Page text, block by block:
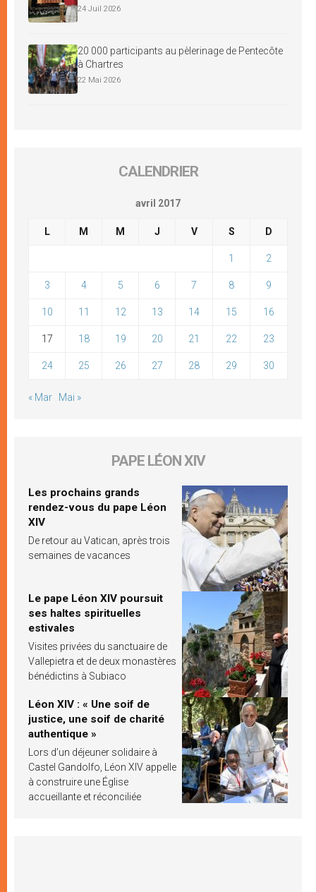
24 Juil 2026
20 000 participants au pèlerinage de Pentecôte
à Chartres
22 Mai 2026
CALENDRIER
avril 2017
L M M J V S D
1 2
3 4 5 6 7 8 9
10 11 12 13 14 15 16
17 18 19 20 21 22 23
24 25 26 27 28 29 30
« Mar Mai »
PAPE LÉON XIV
Les prochains grands
rendez-vous du pape Léon
XIV
De retour au Vatican, après trois
semaines de vacances
Le pape Léon XIV poursuit
ses haltes spirituelles
estivales
Visites privées du sanctuaire de
Vallepietra et de deux monastères
bénédictins à Subiaco
Léon XIV : « Une soif de
justice, une soif de charité
authentique »
Lors d’un déjeuner solidaire à
Castel Gandolfo, Léon XIV appelle
à construire une Église
accueillante et réconciliée